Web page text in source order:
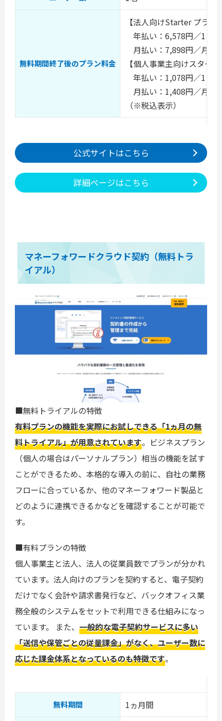
無料期間終了後のプラン料金
【法人向けStarter プラン
年払い：6,578円／1ヵ
月払い：7,898円／月
【個人事業主向けスター
年払い：1,078円／1ヵ
月払い：1,408円／月
（※税込表示）
公式サイトはこちら
詳細ページはこちら
マネーフォワードクラウド契約（無料トラ
イアル）
■無料トライアルの特徴
有料プランの機能を実際にお試しできる「1ヵ月の無
料トライアル」が用意されています。ビジネスプラン
（個人の場合はパーソナルプラン）相当の機能を試す
ことができるため、本格的な導入の前に、自社の業務
フローに合っているか、他のマネーフォワード製品と
どのように連携できるかなどを確認することが可能で
す。
■有料プランの特徴
個人事業主と法人、法人の従業員数でプランが分かれ
ています。法人向けのプランを契約すると、電子契約
だけでなく会計や請求書発行など、バックオフィス業
務全般のシステムをセットで利用できる仕組みになっ
ています。 また、 一般的な電子契約サービスに多い
「送信や保管ごとの従量課金」がなく、ユーザー数に
応じた課金体系となっているのも特徴です。
無料期間 1ヵ月間